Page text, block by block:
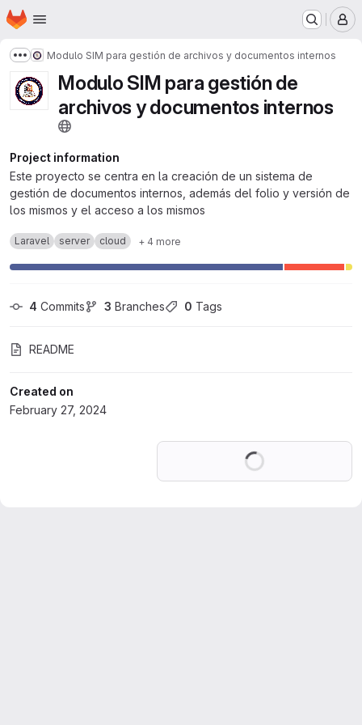
Skip to main content
Homepage
Show more breadcrumbs
Modulo SIM para gestión de archivos y documentos internos
Modulo SIM para gestión de
archivos y documentos internos
Project information
Este proyecto se centra en la creación de un sistema de
gestión de documentos internos, además del folio y versión de
los mismos y el acceso a los mismos
Laravel server cloud + 4 more
4 Commits 3 Branches 0 Tags
README
Created on
February 27, 2024